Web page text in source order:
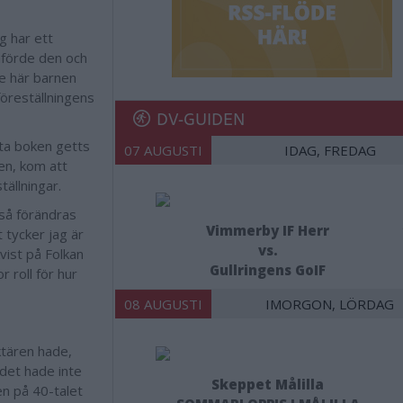
har ett
den och
här barnen
boken getts
kom att
förändras
tycker jag är
på Folkan
roll för hur
hade,
hade inte
på 40-talet
DV-GUIDEN
07 AUGUSTI IDAG, FREDAG
Vimmerby IF Herr
vs.
Gullringens GoIF
08 AUGUSTI IMORGON, LÖRDAG
Skeppet Målilla